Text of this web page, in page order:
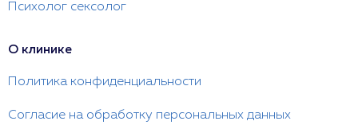
Психолог сексолог
О клинике
Политика конфиденциальности
Согласие на обработку персональных данных